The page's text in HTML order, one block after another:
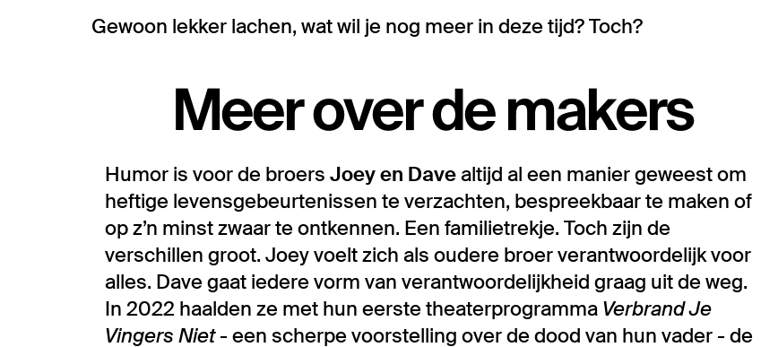
Gewoon lekker lachen, wat wil je nog meer in deze tijd? Toch?
Meer over de makers
Humor is voor de broers Joey en Davealtijd al een manier geweest om
heftige levensgebeurtenissen te verzachten, bespreekbaar te maken of
op z’n minst zwaar te ontkennen. Een familietrekje. Toch zijn de
verschillen groot. Joey voelt zich als oudere broer verantwoordelijk voor
alles. Dave gaat iedere vorm van verantwoordelijkheid graag uit de weg.
In 2022 haalden ze met hun eerste theaterprogramma Verbrand Je
Vingers Niet- een scherpe voorstelling over de dood van hun vader - de